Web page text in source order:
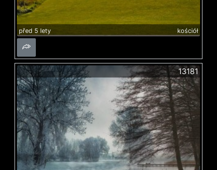
před 5 lety kościół
13181